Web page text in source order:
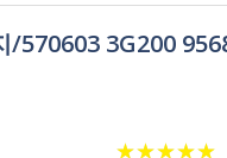
/570603 3G200
★★★★★
★★★★★